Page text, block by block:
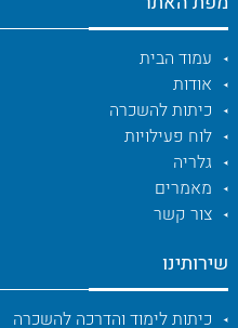
עמוד הבית
אודות
כיתות להשכרה
לוח פעילויות
גלריה
מאמרים
צור קשר
שירותינו
כיתות לימוד והדרכה להשכרה